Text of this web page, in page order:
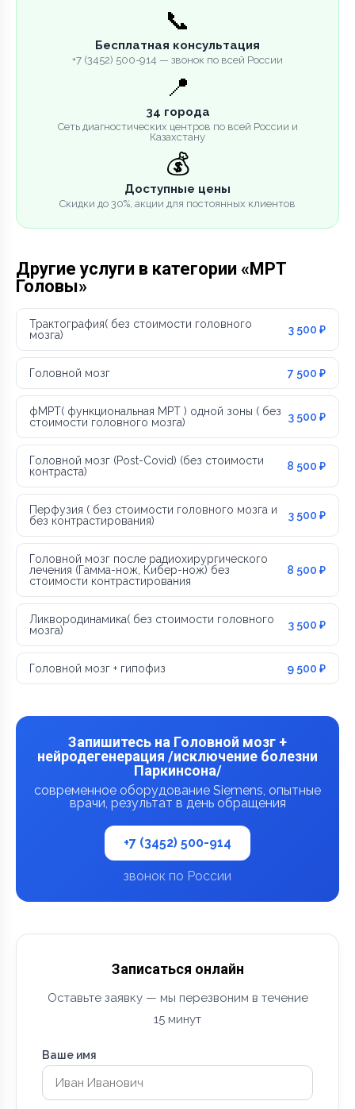
📞
Бесплатная консультация
+7 (3452) 500-914 — звонок по всей России
📍
34 города
Сеть диагностических центров по всей России и
Казахстану
💰
Доступные цены
Скидки до 30%, акции для постоянных клиентов
Другие услуги в категории «МРТ
Головы»
Трактография( без стоимости головного
мозга)
3 500 ₽
Головной мозг 7 500 ₽
фМРТ( функциональная МРТ ) одной зоны ( без
стоимости головного мозга)
3 500 ₽
Головной мозг (Post-Covid) (без стоимости
контраста)
8 500 ₽
Перфузия ( без стоимости головного мозга и
без контрастирования)
3 500 ₽
Головной мозг после радиохирургического
лечения (Гамма-нож, Кибер-нож) без
стоимости контрастирования
8 500 ₽
Ликвородинамика( без стоимости головного
мозга)
3 500 ₽
Головной мозг + гипофиз 9 500 ₽
Запишитесь на Головной мозг +
нейродегенерация /исключение болезни
Паркинсона/
современное оборудование Siemens, опытные
врачи, результат в день обращения
+7 (3452) 500-914
звонок по России
Записаться онлайн
Оставьте заявку — мы перезвоним в течение
15 минут
Ваше имя